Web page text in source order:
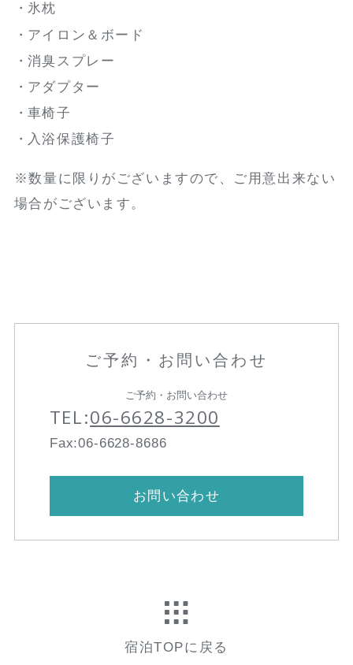
氷枕
アイロン＆ボード
消臭スプレー
アダプター
車椅子
入浴保護椅子
※数量に限りがございますので、ご用意出来ない
場合がございます。
ご予約・お問い合わせ
ご予約・お問い合わせ
TEL:06-6628-3200
Fax:06-6628-8686
お問い合わせ
宿泊TOPに戻る